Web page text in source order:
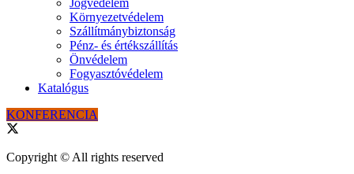
Környezetvédelem
Szállítmánybiztonság
Pénz- és értékszállítás
Önvédelem
Fogyasztóvédelem
Katalógus
KONFERENCIA
Copyright © All rights reserved